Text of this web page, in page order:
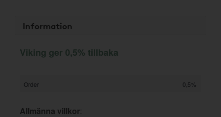
Information
Viking ger 0,5% tillbaka
Order 0,5%
Allmänna villkor: